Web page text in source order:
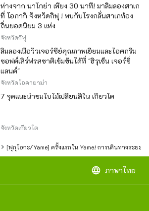
ห่างจาก นาโกย่า เพียง 30 นาที! มาลิ้มลองสาเก
ที่ โอกากิ จังหวัดกิฟุ ! พบกับโรงกลั่นสาเกท้อง
ถิ่นยอดนิยม 3 แห่ง
จังหวัดกิฟุ
ลิ้มลองเนื้อวัวเจอร์ซีย์คุณภาพเยี่ยมและไอศกรีม
ซอฟต์เสิร์ฟรสชาติเข้มข้นได้ที่ "ฮิรุเซ็น เจอร์ซี่
แลนด์"
จังหวัดโอคายาม่า
7 จุดแนะนำชมใบไม้เปลี่ยนสีใน เกียวโต
จังหวัดเกียวโต
[ฟุกุโอกะ/Yame] ครั้งแรกใน Yame! การเดินทางระย
language ภาษาไทย